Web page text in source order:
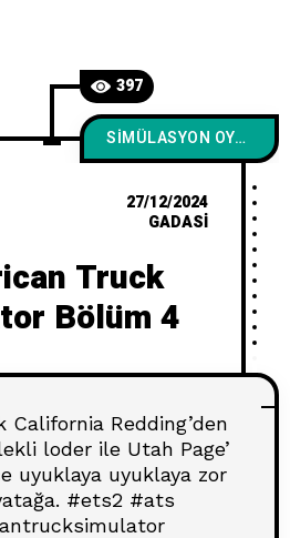
397
SIMÜLASYON OYUNLARI
27/12/2024
GADASI
Truck
Bölüm 4
California Redding’den
loder ile Utah Page’
uyuklaya uyuklaya zor
#ets2 #ats